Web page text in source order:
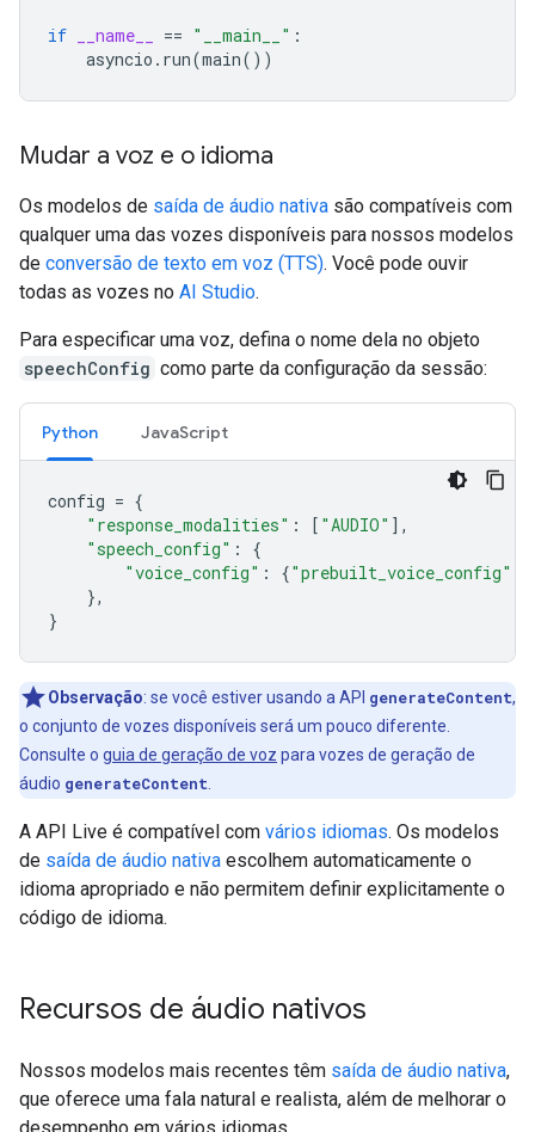
if __name__ == "__main__" :
asyncio . run(main())
Mudar a voz e o idioma
Os modelos de saída de áudio nativa são compatíveis com
qualquer uma das vozes disponíveis para nossos modelos
de conversão de texto em voz (TTS). Você pode ouvir
todas as vozes no AI Studio.
Para especificar uma voz, defina o nome dela no objeto
speechConfig como parte da configuração da sessão:
Python JavaScript
config = {
"response_modalities" : [ "AUDIO" ],
"speech_config" :
{
"voice_config" : {"prebuilt_voice_config"
},
}
Observação: se você estiver usando a API generateContent,
o conjunto de vozes disponíveis será um pouco diferente.
Consulte o guia de geração de voz para vozes de geração de
áudio generateContent
A API Live é compatível com vários idiomas. Os modelos
de saída de áudio nativa escolhem automaticamente o
idioma apropriado e não permitem definir explicitamente o
código de idioma.
Recursos de áudio nativos
Nossos modelos mais recentes têm saída de áudio nativa,
que oferece uma fala natural e realista, além de melhorar o